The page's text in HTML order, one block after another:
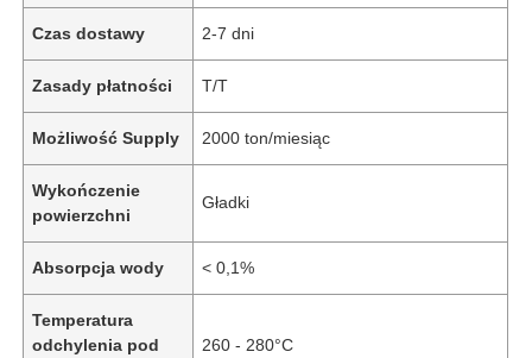
Czas dostawy 2-7 dni
Zasady płatności T/T
Możliwość Supply 2000 ton/miesiąc
Wykończenie
powierzchni
Gładki
Absorpcja wody < 0,1%
Temperatura
odchylenia pod
260 - 280°C